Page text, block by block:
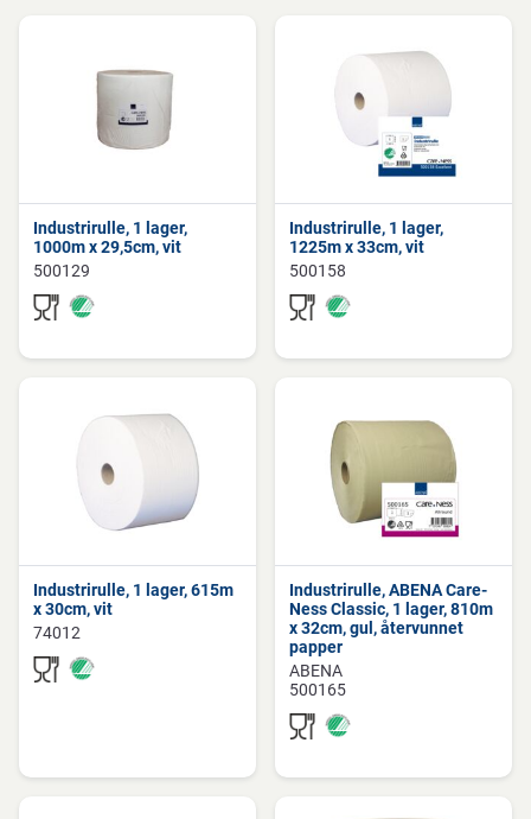
Industrirulle, 1 lager,
1000m x 29,5cm, vit
500129
Industrirulle, 1 lager,
1225m x 33cm, vit
500158
Industrirulle, 1 lager, 615m
x 30cm, vit
74012
Industrirulle, ABENA Care-
Ness Classic, 1 lager, 810m
x 32cm, gul, återvunnet
papper
ABENA
500165